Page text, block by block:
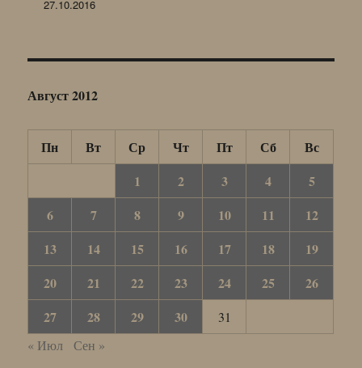
27.10.2016
Август 2012
Пн Вт Ср Чт Пт Сб
Вс
1
2 3 4
5
6
7 8 9 10 11
12
13
14 15 16 17 18
19
20
21 22 23 24 25
26
27
28 29 30
31
« Июл
Сен »